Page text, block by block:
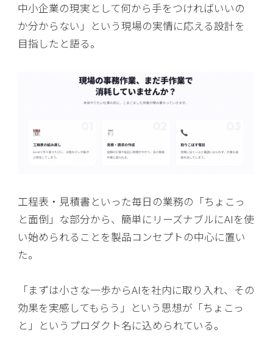
中小企業の現実として何から手をつければいいの
か分からない」という現場の実情に応える設計を
目指したと語る。
工程表・見積書といった毎日の業務の「ちょこっ
と面倒」な部分から、簡単にリーズナブルにAIを使
い始められることを製品コンセプトの中心に置い
た。
「まずは小さな一歩からAIを社内に取り入れ、その
効果を実感してもらう」という思想が「ちょこっ
と」というプロダクト名に込められている。